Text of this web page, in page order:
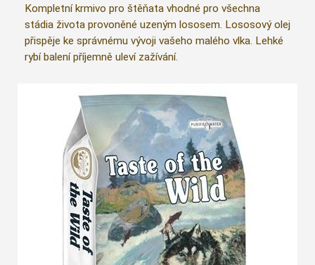
Kompletní krmivo pro štěňata vhodné pro všechna
stádia života provoněné uzeným lososem. Lososový olej
přispěje ke správnému vývoji vašeho malého vlka. Lehké
rybí balení příjemně uleví zažívání.